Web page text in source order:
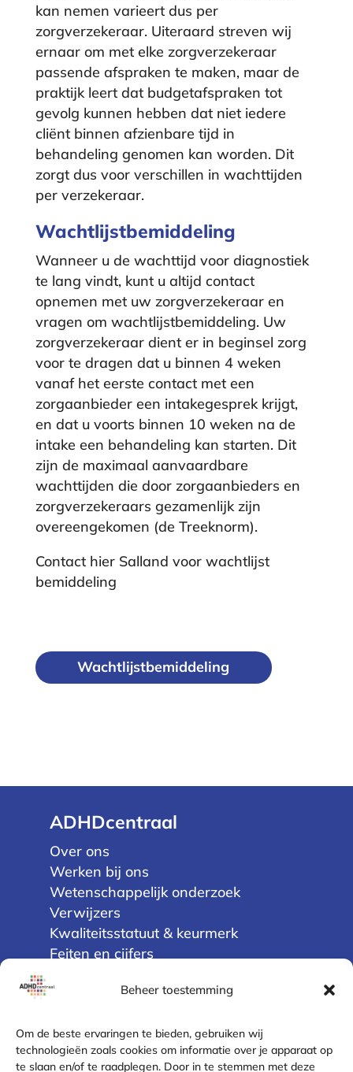
Beheer toestemming
Om de beste ervaringen te bieden, gebruiken wij
technologieën zoals cookies om informatie over je apparaat op
te slaan en/of te raadplegen. Door in te stemmen met deze
kan nemen varieert dus per
zorgverzekeraar. Uiteraard streven wij
ernaar om met elke zorgverzekeraar
passende afspraken te maken, maar de
praktijk leert dat budgetafspraken tot
gevolg kunnen hebben dat niet iedere
cliënt binnen afzienbare tijd in
behandeling genomen kan worden. Dit
zorgt dus voor verschillen in wachttijden
per verzekeraar.
Wachtlijstbemiddeling
Wanneer u de wachttijd voor diagnostiek
te lang vindt, kunt u altijd contact
opnemen met uw zorgverzekeraar en
vragen om wachtlijstbemiddeling. Uw
zorgverzekeraar dient er in beginsel zorg
voor te dragen dat u binnen 4 weken
vanaf het eerste contact met een
zorgaanbieder een intakegesprek krijgt,
en dat u voorts binnen 10 weken na de
intake een behandeling kan starten. Dit
zijn de maximaal aanvaardbare
wachttijden die door zorgaanbieders en
zorgverzekeraars gezamenlijk zijn
overeengekomen (de Treeknorm).
Contact hier Salland voor wachtlijst
bemiddeling
Wachtlijstbemiddeling
ADHDcentraal
Over ons
Werken bij ons
Wetenschappelijk onderzoek
Verwijzers
Kwaliteitsstatuut & keurmerk
Feiten en cijfers
Algemene voorwaarden